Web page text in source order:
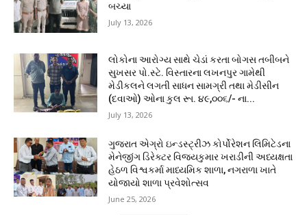
બચ્યા
July 13, 2026
લોકોના આરોગ્ય સાથે ચેડાં કરતા બોગસ તબીબને
સુખસર પો.સ્ટે. વિસ્તારના લખનપુર ગામેથી
મેડીકલને લગતી સાધન સામગ્રી તથા મેડીસીન
(દવાઓ) ઓના કુલ રૂા. ૪૯,૦૦૬/- ના...
July 13, 2026
ગુજરાત એગ્રો ઇન્ડસ્ટ્રીઝ કોર્પોરેશન લિમિટેડના
મેનેજીંગ ડિરેક્ટર વિજયકુમાર ખરાડીની અધ્યક્ષતા
હેઠળ વિશ્વકર્મા માધ્યમિક શાળા, નગરાળા ખાતે
યોજાયો શાળા પ્રવેશોત્સવ
June 25, 2026